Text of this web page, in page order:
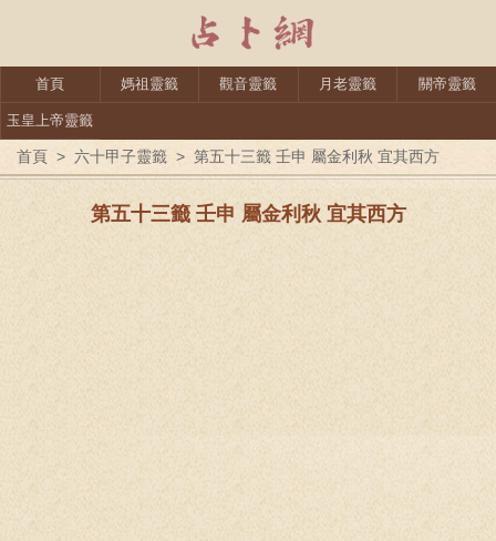
首頁 媽祖靈籤 觀音靈籤 月老靈籤 關帝靈籤
玉皇上帝靈籤
首頁 > 六十甲子靈籤 > 第五十三籤 壬申 屬金利秋 宜其西方
第五十三籤 壬申 屬金利秋 宜其西方